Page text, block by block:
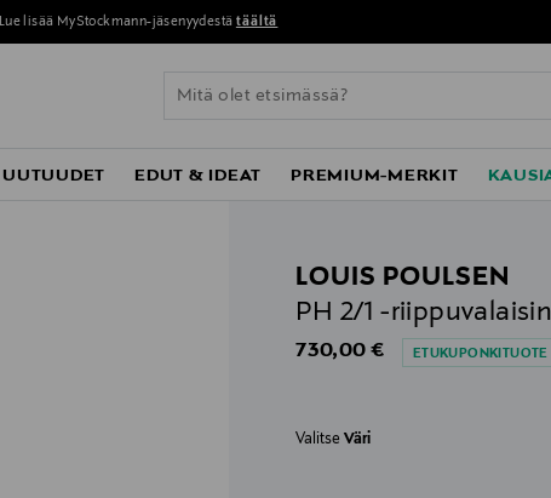
Lue lisää MyStockmann-jäsenyydestä täältä
UUTUUDET EDUT & IDEAT PREMIUM-MERKIT
LOUIS POULSEN
PH 2/1 -riippuvalaisin
Original Price
730,00 € ETUKUPONKITUOTE
ValitseVäri